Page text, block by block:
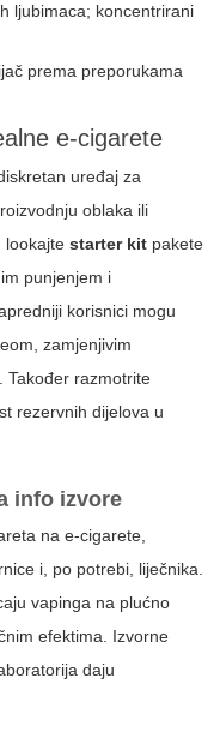
ljubimaca; koncentrirani
prema preporukama
e-cigarete
uređaj za
oblaka ili
lookajte starter kit pakete
punjenjem i
korisnici mogu
zamjenjivim
Također razmotrite
rezervnih dijelova u
info izvore
na e-cigarete,
i, po potrebi, liječnika.
vapinga na plućno
efektima. Izvorne
daju